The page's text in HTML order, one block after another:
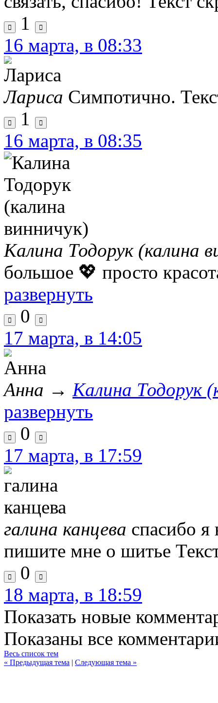
1
16 марта, в 08:33
Лариса Симпотично.
1
16 марта, в 08:35
Калина Тодорук (калина
большое 💖 просто
развернуть
0
17 марта, в 14:05
Анна → Калина Тодорук
развернуть
0
17 марта, в 17:59
галина канцева спасибо я
пишите мне о шитье
0
18 марта, в 18:59
Показать новые
Показаны все
Весь список тем
« Предыдущая тема | Следующая тема »